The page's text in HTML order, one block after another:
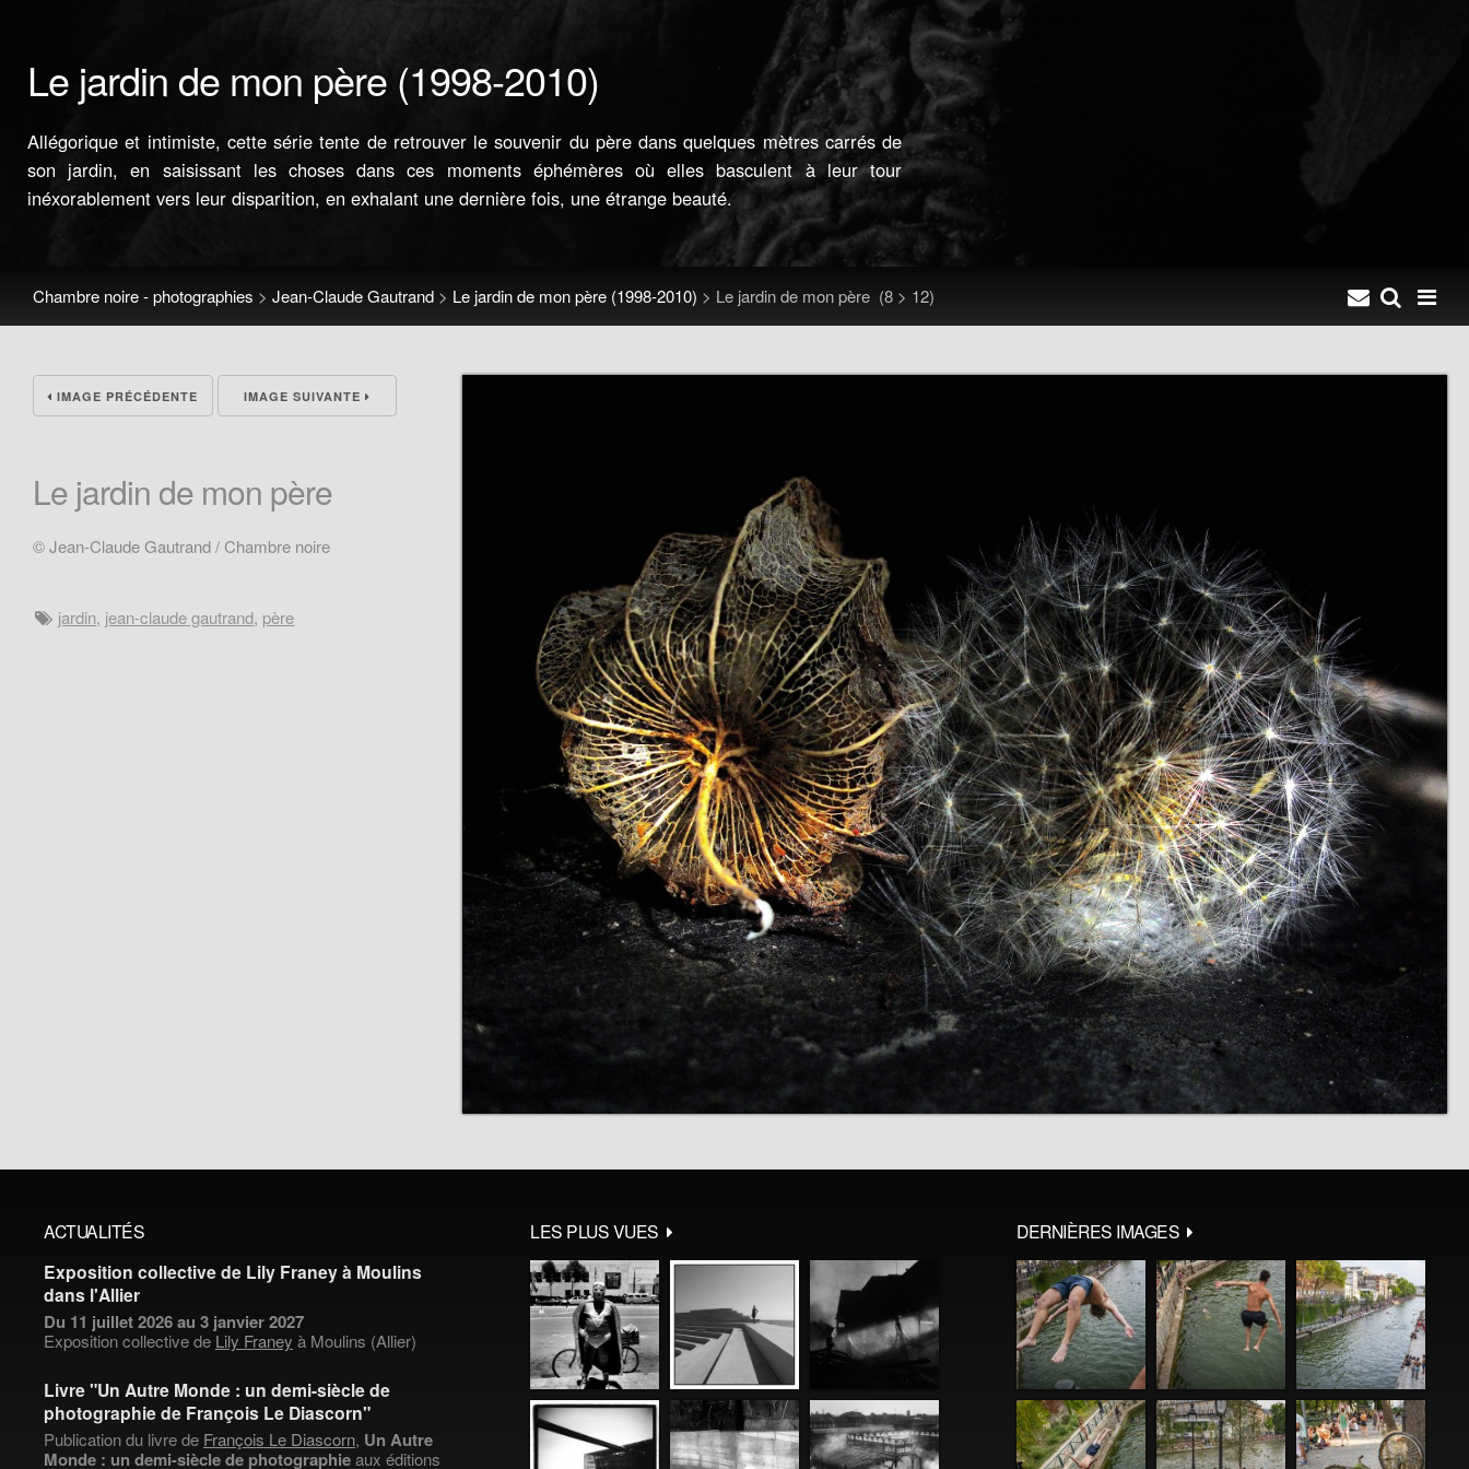
Le jardin de mon père (1998-2010)
Allégorique et intimiste, cette série tente de retrouver le souvenir du père dans quelques mètres carrés de
son jardin, en saisissant les choses dans ces moments éphémères où elles basculent à leur tour
inéxorablement vers leur disparition, en exhalant une dernière fois, une étrange beauté.
Chambre noire - photographies > Jean-Claude Gautrand > Le jardin de mon père (1998-2010) > Le jardin de mon père (8 > 12)
IMAGE PRÉCÉDENTE IMAGE SUIVANTE
Le jardin de mon père
© Jean-Claude Gautrand / Chambre noire
jardin, jean-claude gautrand, père
ACTUALITÉS
Exposition collective de Lily Franey à Moulins
dans l'Allier
Du 11 juillet 2026 au 3 janvier 2027
Exposition collective de Lily Franey à Moulins (Allier)
Livre "Un Autre Monde : un demi-siècle de
photographie de François Le Diascorn"
Publication du livre de François Le Diascorn, Un Autre
Monde : un demi-siècle de photographieaux éditions
LES PLUS VUES DERNIÈRES IMAGES